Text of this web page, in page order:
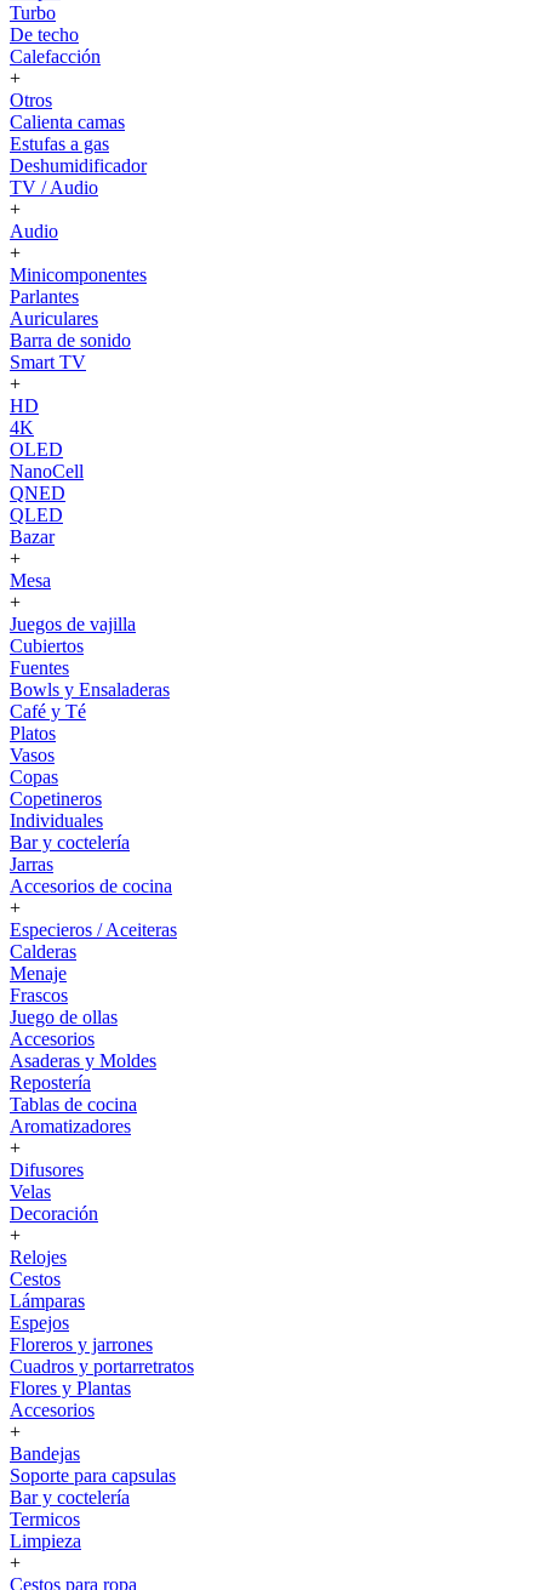
Turbo
De techo
Calefacción
+
Otros
Calienta camas
Estufas a gas
Deshumidificador
TV / Audio
+
Audio
+
Minicomponentes
Parlantes
Auriculares
Barra de sonido
Smart TV
+
HD
4K
OLED
NanoCell
QNED
QLED
Bazar
+
Mesa
+
Juegos de vajilla
Cubiertos
Fuentes
Bowls y Ensaladeras
Café y Té
Platos
Vasos
Copas
Copetineros
Individuales
Bar y coctelería
Jarras
Accesorios de cocina
+
Especieros / Aceiteras
Calderas
Menaje
Frascos
Juego de ollas
Accesorios
Asaderas y Moldes
Repostería
Tablas de cocina
Aromatizadores
+
Difusores
Velas
Decoración
+
Relojes
Cestos
Lámparas
Espejos
Floreros y jarrones
Cuadros y portarretratos
Flores y Plantas
Accesorios
+
Bandejas
Soporte para capsulas
Bar y coctelería
Termicos
Limpieza
+
Cestos para ropa